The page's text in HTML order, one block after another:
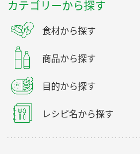
カテゴリーから探す
食材から探す
商品から探す
目的から探す
レシピ名から探す